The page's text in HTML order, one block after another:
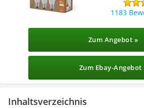
1183
Zum Angebot »
Zum Ebay-Angebot
Inhaltsverzeichnis